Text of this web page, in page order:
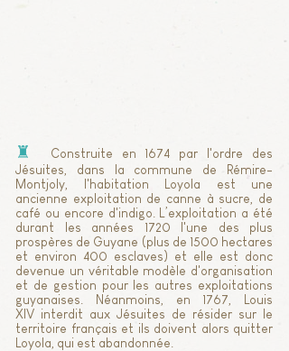
♜
Construite en 1674 par l'ordre des
Jésuites, dans la commune de Rémire-
Montjoly, l'habitation Loyola est une
ancienne exploitation de canne à sucre, de
café ou encore d'indigo. L’exploitation a été
durant les années 1720 l'une des plus
prospères de Guyane (plus de 1500 hectares
et environ 400 esclaves) et elle est donc
devenue un véritable modèle d'organisation
et de gestion pour les autres exploitations
guyanaises. Néanmoins, en 1767, Louis
XIV interdit aux Jésuites de résider sur le
territoire français et ils doivent alors quitter
Loyola, qui est abandonnée.